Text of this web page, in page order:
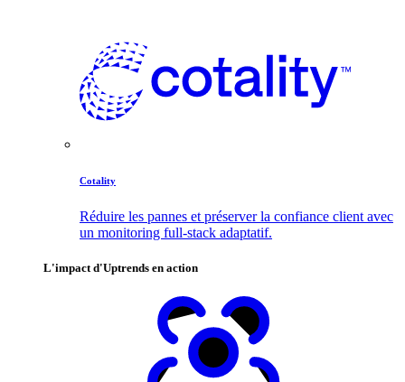
Cotality
Réduire les pannes et préserver la confiance client avec
un monitoring full-stack adaptatif.
L'impact d'Uptrends en action